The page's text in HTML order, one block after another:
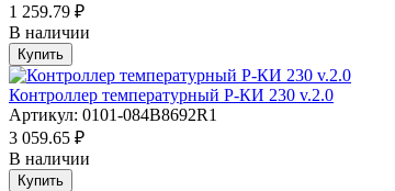
1 259.79 ₽
В наличии
Купить
Контроллер температурный Р-КИ 230 v.2.0
Артикул: 0101-084B8692R1
3 059.65 ₽
В наличии
Купить